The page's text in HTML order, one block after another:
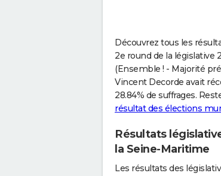
Découvrez tous les
2e round de la législative
(Ensemble ! - Majorité
Vincent Decorde avait
28.84% de suffrages.
résultat des élections
Résultats
la Seine-Maritime
Les résultats des